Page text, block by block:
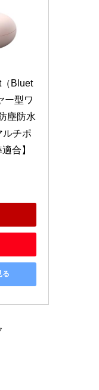
Bluet
ー型ワ
塵防水
ルチポ
合】
る